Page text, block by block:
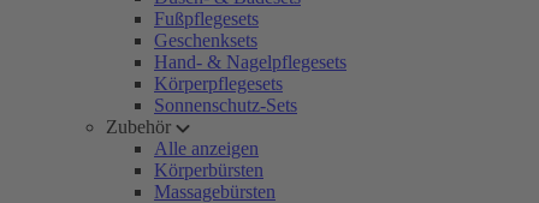
Fußpflegesets
Geschenksets
Hand- & Nagelpflegesets
Körperpflegesets
Sonnenschutz-Sets
Zubehör
Alle anzeigen
Körperbürsten
Massagebürsten